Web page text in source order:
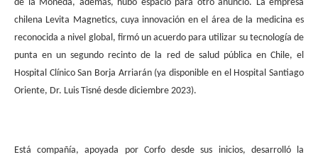
de la Moneda, además, hubo espacio para otro anuncio. La empresa
chilena Levita Magnetics, cuya innovación en el área de la medicina es
reconocida a nivel global, firmó un acuerdo para utilizar su tecnología de
punta en un segundo recinto de la red de salud pública en Chile, el
Hospital Clínico San Borja Arriarán (ya disponible en el Hospital Santiago
Oriente, Dr. Luis Tisné desde diciembre 2023).
Está compañía, apoyada por Corfo desde sus inicios, desarrolló la